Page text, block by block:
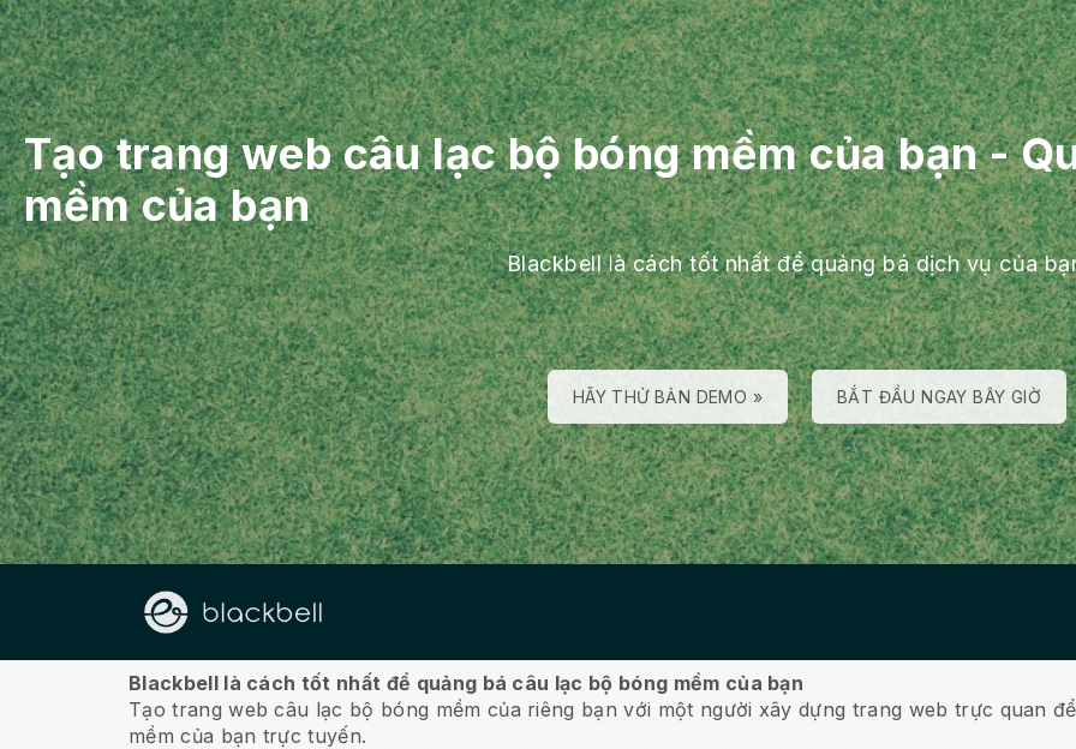
Tạo trang web câu lạc bộ bóng mềm của bạn-
mềm của bạn
Blackbell là cách tốt nhất để quảng bá dịch vụ của
HÃY THỬ BẢN DEMO » BẮT ĐẦU NGAY BÂY GIỜ
Về chúng tôi
Blackbell là cách tốt nhất để quảng bá câu lạc bộ bóng mềm của bạn
Tạo trang web câu lạc bộ bóng mềm của riêng bạn với một người xây dựng trang web trực quan
mềm của bạn trực tuyến.